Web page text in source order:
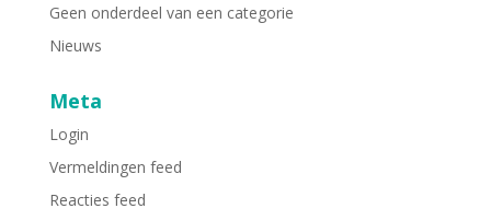
Geen onderdeel van een categorie
Nieuws
Meta
Login
Vermeldingen feed
Reacties feed